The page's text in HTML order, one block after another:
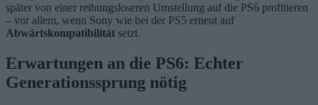
später von einer reibungsloseren Umstellung auf die PS6 profitieren
– vor allem, wenn Sony wie bei der PS5 erneut auf
Abwärtskompatibilität setzt.
Erwartungen an die PS6: Echter
Generationssprung nötig